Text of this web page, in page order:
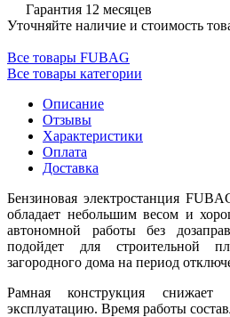
Гарантия 12 месяцев
Уточняйте наличие и стоимость
Все товары FUBAG
Все товары категории
Описание
Отзывы
Характеристики
Оплата
Доставка
Бензиновая электростанция
обладает небольшим весом и
автономной работы без
подойдет для строительной
загородного дома на период
Рамная конструкция
эксплуатацию. Время работы